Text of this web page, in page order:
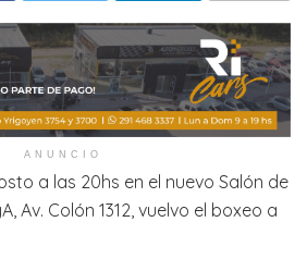
ANUNCIO
a las 20hs en el nuevo Salón de
Av. Colón 1312, vuelvo el boxeo a